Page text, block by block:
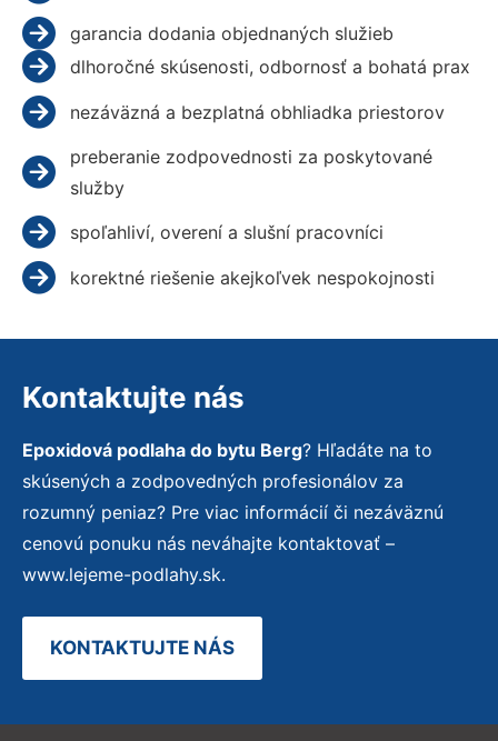
garancia dodania objednaných služieb
dlhoročné skúsenosti, odbornosť a bohatá prax
nezáväzná a bezplatná obhliadka priestorov
preberanie zodpovednosti za poskytované
služby
spoľahliví, overení a slušní pracovníci
korektné riešenie akejkoľvek nespokojnosti
Kontaktujte nás
Epoxidová podlaha do bytu Berg? Hľadáte na to
skúsených a zodpovedných profesionálov za
rozumný peniaz? Pre viac informácií či nezáväznú
cenovú ponuku nás neváhajte kontaktovať –
www.lejeme-podlahy.sk.
KONTAKTUJTE NÁS